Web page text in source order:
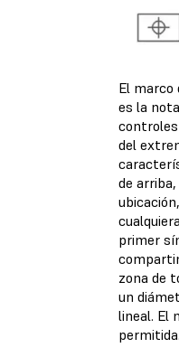
El
es la
del
de
primer
zona de
un
lineal. El
permitida.